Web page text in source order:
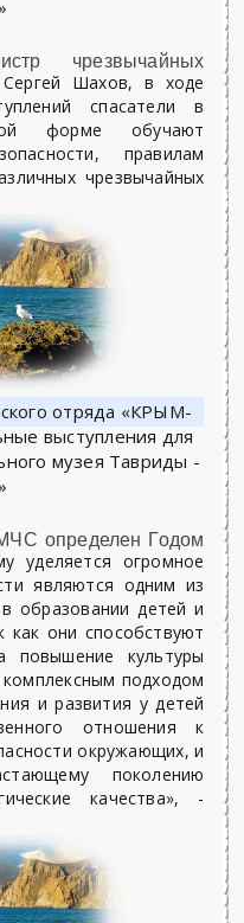
чрезвычайных
Шахов, в ходе
спасатели в
форме обучают
правилам
чрезвычайных
определен Годом
уделяется огромное
являются одним из
образовании детей и
они способствуют
повышение культуры
подходом
и развития у детей
отношения к
окружающих, и
поколению
качества», -